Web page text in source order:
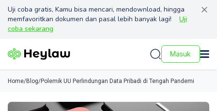
Uji coba gratis, Kamu bisa mencari, mendownload, hingga
memfavoritkan dokumen dan pasal lebih banyak lagi!
Uji
coba sekarang
Masuk
Home/Blog/Polemik UU Perlindungan Data Pribadi di Tengah Pandemi